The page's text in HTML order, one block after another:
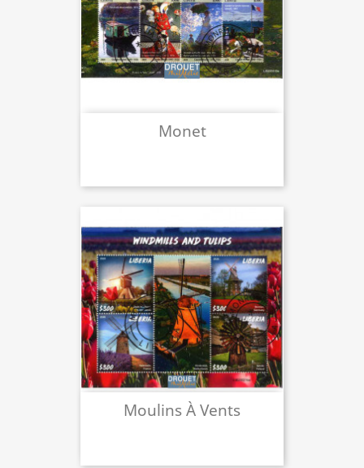
Monet
Moulins À Vents